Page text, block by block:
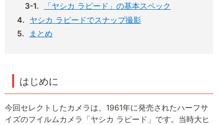
「ヤシカ ラピード」の基本スペック
ヤシカ ラピードでスナップ撮影
まとめ
はじめに
今回セレクトしたカメラは、1961年に発売されたハーフサ
イズのフイルムカメラ「ヤシカ ラピード」です。当時大ヒ